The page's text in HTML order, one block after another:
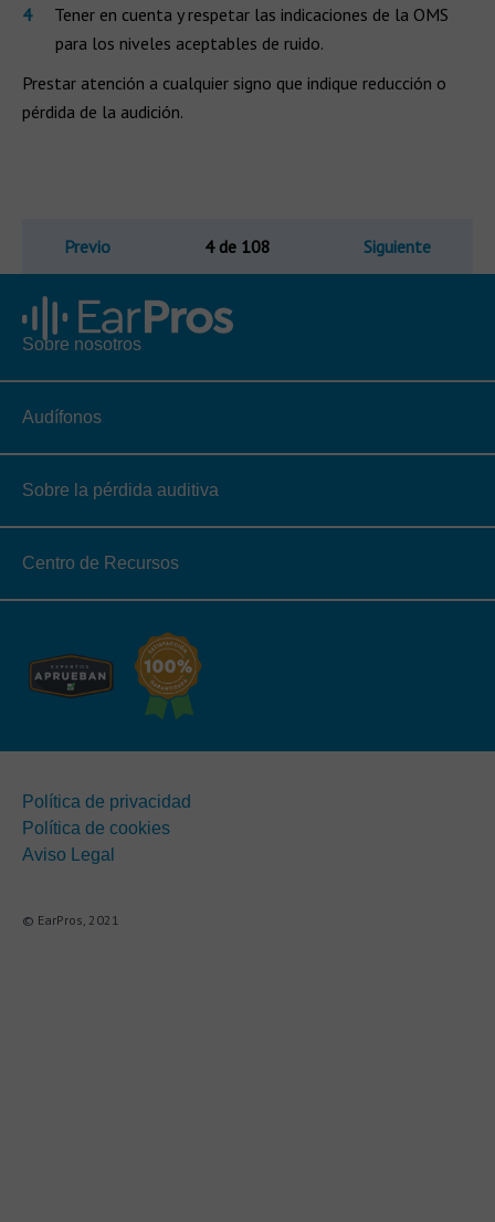
Tener en cuenta y respetar las indicaciones de la OMS
para los niveles aceptables de ruido.
Prestar atención a cualquier signo que indique reducción o
pérdida de la audición.
Previo 4 de 108 Siguiente
Sobre nosotros
Audífonos
Sobre la pérdida auditiva
Centro de Recursos
Política de privacidad
Política de cookies
Aviso Legal
© EarPros, 2021